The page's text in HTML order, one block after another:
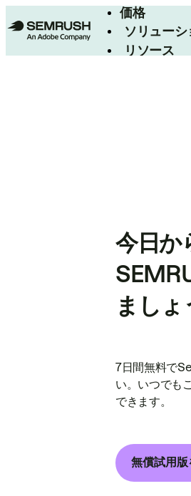
価格
ソリューシ
リソース
今日か
ましょ
7日間無料で
い。いつでも
できます。
無償試用版